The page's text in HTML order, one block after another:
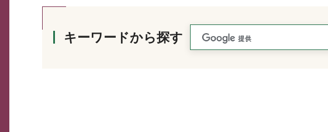
キーワードから探す